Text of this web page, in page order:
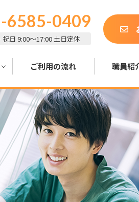
6585-0409
祝日 9:00～17:00 土日定休
ご利用の流れ 職員紹